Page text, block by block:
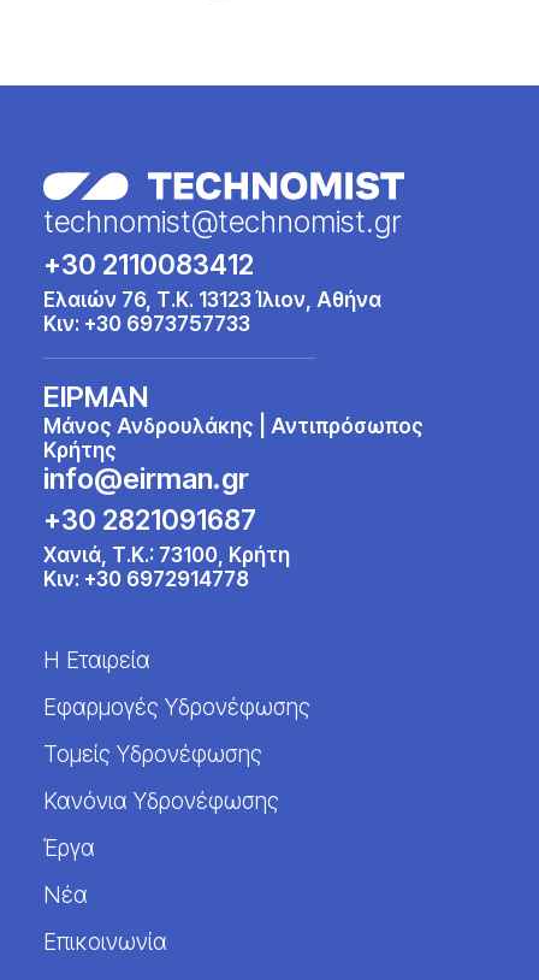
technomist@technomist.gr
+30 2110083412
Ελαιών 76, Τ.Κ. 13123 Ίλιον, Αθήνα
Κιν: +30 6973757733
ΕΙΡΜΑΝ
Μάνος Ανδρουλάκης | Αντιπρόσωπος
Κρήτης
info@eirman.gr
+30 2821091687
Χανιά, Τ.Κ.: 73100, Κρήτη
Κιν: +30 6972914778
Η Εταιρεία
Εφαρμογές Υδρονέφωσης
Τομείς Υδρονέφωσης
Κανόνια Υδρονέφωσης
Έργα
Νέα
Επικοινωνία